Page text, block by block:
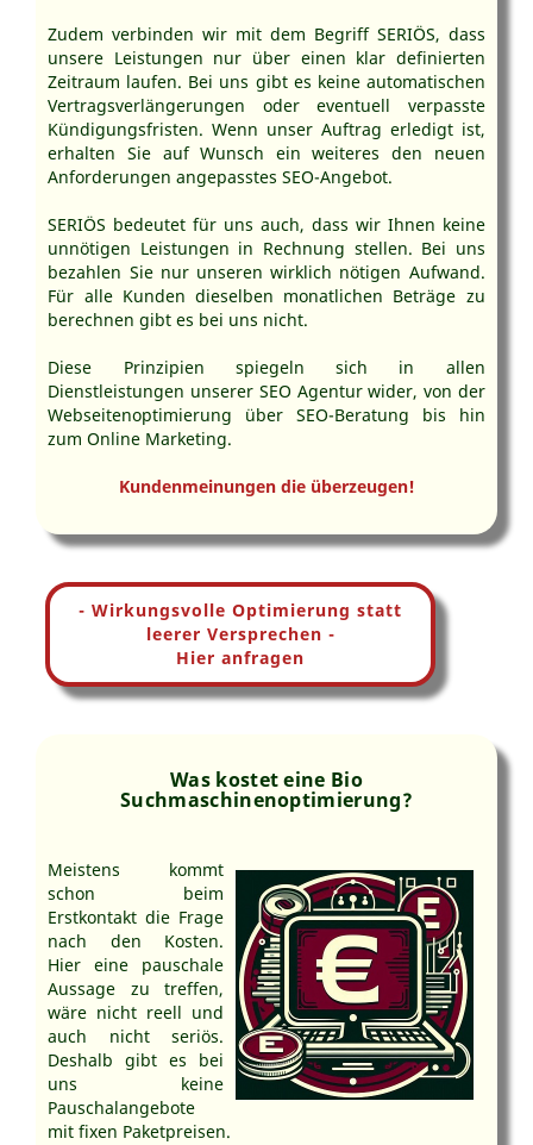
Zudem verbinden wir mit dem Begriff SERIÖS, dass
unsere Leistungen nur über einen klar definierten
Zeitraum laufen. Bei uns gibt es keine automatischen
Vertragsverlängerungen oder eventuell verpasste
Kündigungsfristen. Wenn unser Auftrag erledigt ist,
erhalten Sie auf Wunsch ein weiteres den neuen
Anforderungen angepasstes SEO-Angebot.
SERIÖS bedeutet für uns auch, dass wir Ihnen keine
unnötigen Leistungen in Rechnung stellen. Bei uns
bezahlen Sie nur unseren wirklich nötigen Aufwand.
Für alle Kunden dieselben monatlichen Beträge zu
berechnen gibt es bei uns nicht.
Diese Prinzipien spiegeln sich in allen
Dienstleistungen unserer SEO Agentur wider, von der
Webseitenoptimierung über SEO-Beratung bis hin
zum Online Marketing.
Kundenmeinungen die überzeugen!
- Wirkungsvolle Optimierung statt
leerer Versprechen -
Hier anfragen
Was kostet eine Bio
Suchmaschinenoptimierung?
Meistens kommt
schon beim
Erstkontakt die Frage
nach den Kosten.
Hier eine pauschale
Aussage zu treffen,
wäre nicht reell und
auch nicht seriös.
Deshalb gibt es bei
uns keine
Pauschalangebote
mit fixen Paketpreisen.